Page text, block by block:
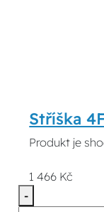
Stříška
Produkt je
1 466 Kč
-